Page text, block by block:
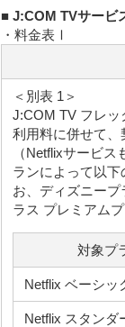
■ J:COM TVサービ
・料金表Ⅰ
＜別表 1＞
J:COM TV フレ
利用料に併せて、
（Netflixサービ
ランによって以
お、ディズニー
ラス プレミアム
対象プ
Netflix ベーシッ
Netflix スタンダ